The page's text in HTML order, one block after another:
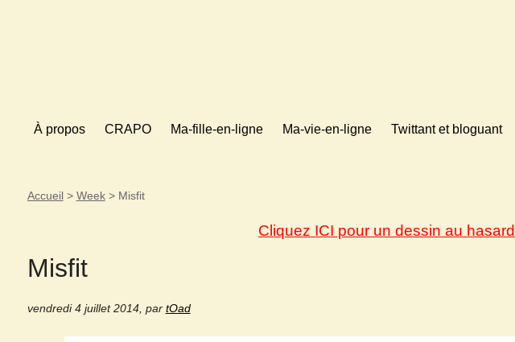
À propos CRAPO Ma-fille-en-ligne Ma-vie-en-ligne Twittant et bloguant
Accueil> Week> Misfit
Cliquez ICI pour un dessin au hasard
Misfit
vendredi 4 juillet 2014, par tOad